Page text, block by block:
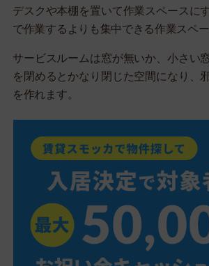
デスクや本棚を置いて作業スペースに
で作業するよりも集中できる作業スペー
サービスルームは窓が無いか、小さい
を閉めるとかなり閉じた空間になり、
を作れます。